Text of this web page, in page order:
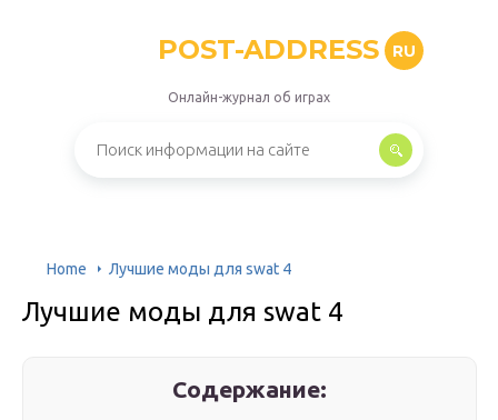
POST-ADDRESS RU
Онлайн-журнал об играх
Home Лучшие моды для swat 4
Лучшие моды для swat 4
Содержание: